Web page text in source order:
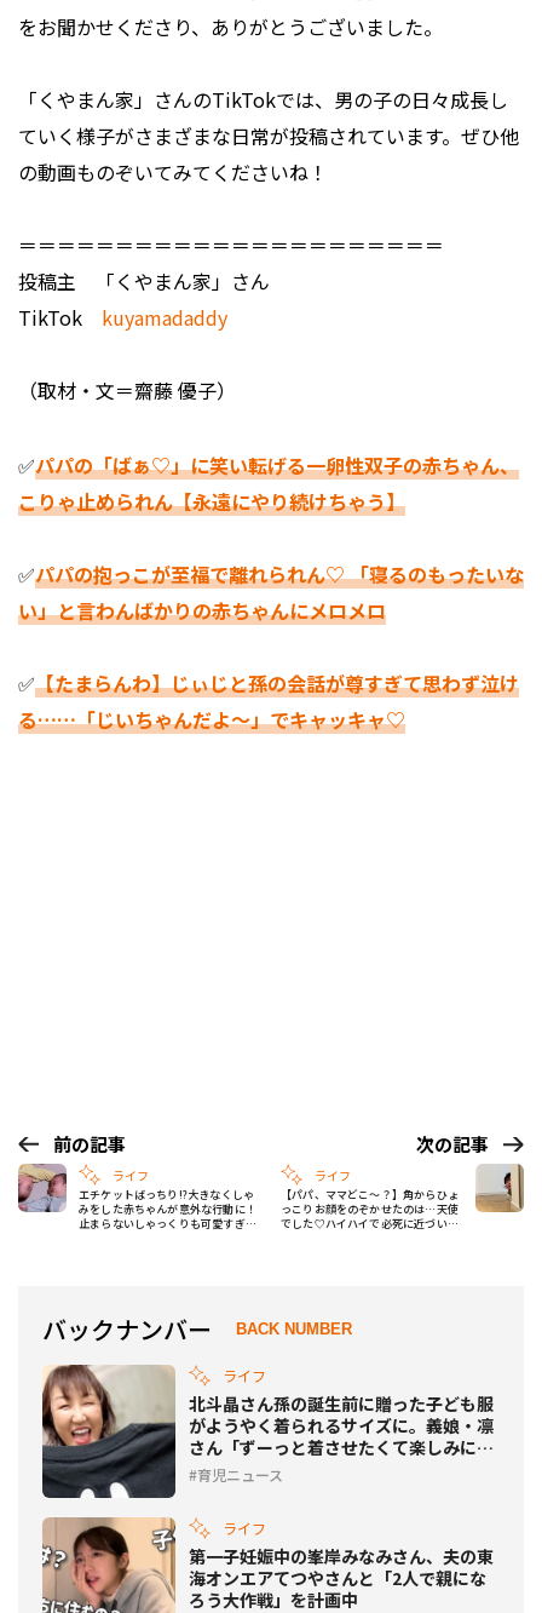
をお聞かせくださり、ありがとうございました。
「くやまん家」さんのTikTokでは、男の子の日々成長し
ていく様子がさまざまな日常が投稿されています。ぜひ他
の動画ものぞいてみてくださいね！
＝＝＝＝＝＝＝＝＝＝＝＝＝＝＝＝＝＝＝＝＝＝
投稿主 「くやまん家」さん
TikTok kuyamadaddy
（取材・文＝齋藤 優子）
✅パパの「ばぁ♡」に笑い転げる一卵性双子の赤ちゃん、
こりゃ止められん【永遠にやり続けちゃう】
✅パパの抱っこが至福で離れられん♡ 「寝るのもったいな
い」と言わんばかりの赤ちゃんにメロメロ
✅【たまらんわ】じぃじと孫の会話が尊すぎて思わず泣け
る……「じいちゃんだよ～」でキャッキャ♡
前の記事
ライフ
エチケットばっちり!?大きなくしゃ
みをした赤ちゃんが意外な行動に！
止まらないしゃっくりも可愛すぎる
次の記事
ライフ
【パパ、ママどこ～？】角からひょ
っこりお顔をのぞかせたのは…天使
でした♡ハイハイで必死に近づいて
バックナンバー BACK NUMBER
ライフ
北斗晶さん孫の誕生前に贈った子ども服
がようやく着られるサイズに。義娘・凛
さん「ずーっと着させたくて楽しみにし
てたから嬉しい」
育児ニュース
ライフ
第一子妊娠中の峯岸みなみさん、夫の東
海オンエアてつやさんと「2人で親にな
ろう大作戦」を計画中